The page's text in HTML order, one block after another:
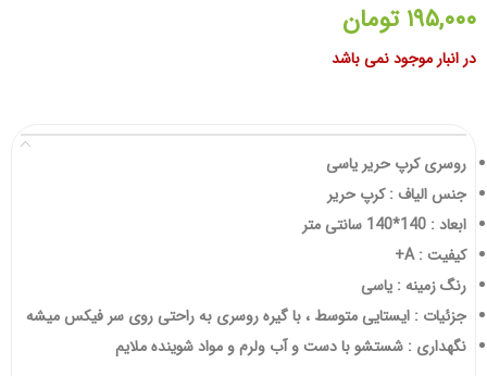
۱۹۵,۰۰۰ تومان
در انبار موجود نمی باشد
روسری کرپ حریر یاسی
جنس الیاف : کرپ حریر
ابعاد : 140*140 سانتی متر
کیفیت : A+
رنگ زمینه : یاسی
جزئیات : ایستایی متوسط ، با گیره روسری به راحتی روی سر فیکس میشه
نگهداری : شستشو با دست و آب ولرم و مواد شوینده ملایم